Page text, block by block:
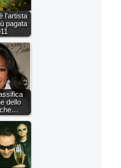
l'artista
pagata
dello